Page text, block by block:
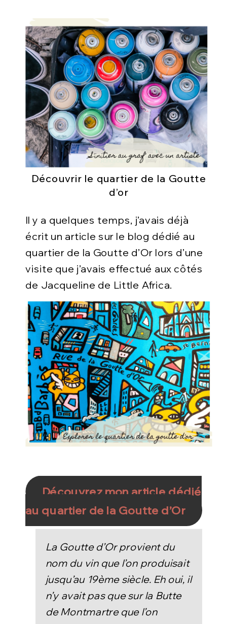
Découvrir le quartier de la Goutte
d’or
Il y a quelques temps, j’avais déjà
écrit un article sur le blog dédié au
quartier de la Goutte d’Or lors d’une
visite que j’avais effectué aux côtés
de Jacqueline de Little Africa.
Découvrez mon article dédié
au quartier de la Goutte d’Or
La Goutte d’Or provient du
nom du vin que l’on produisait
jusqu’au 19ème siècle. Eh oui, il
n’y avait pas que sur la Butte
de Montmartre que l’on